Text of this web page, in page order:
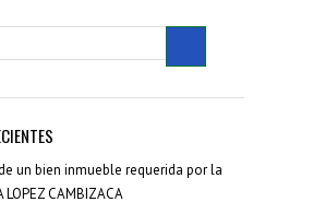
un bien inmueble requerida por la
LOPEZ CAMBIZACA